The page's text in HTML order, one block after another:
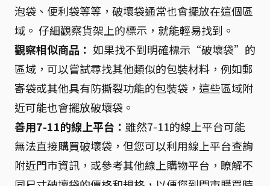
泡袋、便利袋等等，破壞袋通常也會擺放在這個區
域。 仔細觀察貨架上的標示，就能輕易找到。
觀察相似商品： 如果找不到明確標示“破壞袋”的
區域，可以嘗試尋找其他類似的包裝材料，例如郵
寄袋或其他具有防撕裂功能的包裝袋，這些區域附
近可能也會擺放破壞袋。
善用7-11的線上平台： 雖然7-11的線上平台可能
無法直接購買破壞袋，但您可以利用線上平台查詢
附近門市資訊，或參考其他線上購物平台，瞭解不